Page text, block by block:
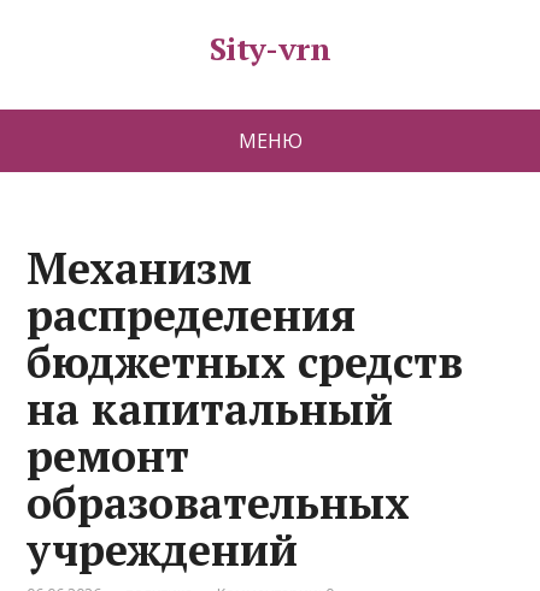
Sity-vrn
МЕНЮ
Механизм
распределения
бюджетных средств
на капитальный
ремонт
образовательных
учреждений